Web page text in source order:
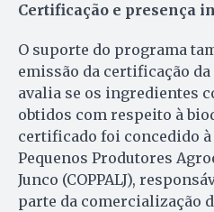
Certificação e presença
O suporte do programa
emissão da certificação da
avalia se os ingredientes
obtidos com respeito à
certificado foi concedido à
Pequenos Produtores
Junco (COPPALJ),
parte da comercialização